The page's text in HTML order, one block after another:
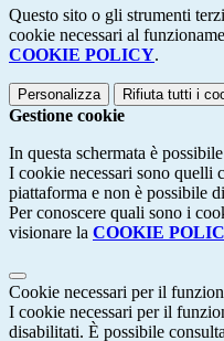
Questo sito o gli strumenti
cookie necessari al
COOKIE POLICY.
Personalizza Rifiuta tutti i
Gestione cookie
In questa schermata è
I cookie necessari sono quelli
piattaforma e non è possibile
Per conoscere quali sono i
visionare la COOKIE
Cookie necessari per il
I cookie necessari per il
disabilitati. È possibile